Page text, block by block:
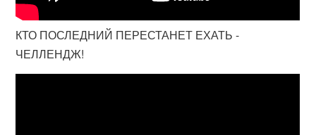
КТО ПОСЛЕДНИЙ ПЕРЕСТАНЕТ ЕХАТЬ -
ЧЕЛЛЕНДЖ!